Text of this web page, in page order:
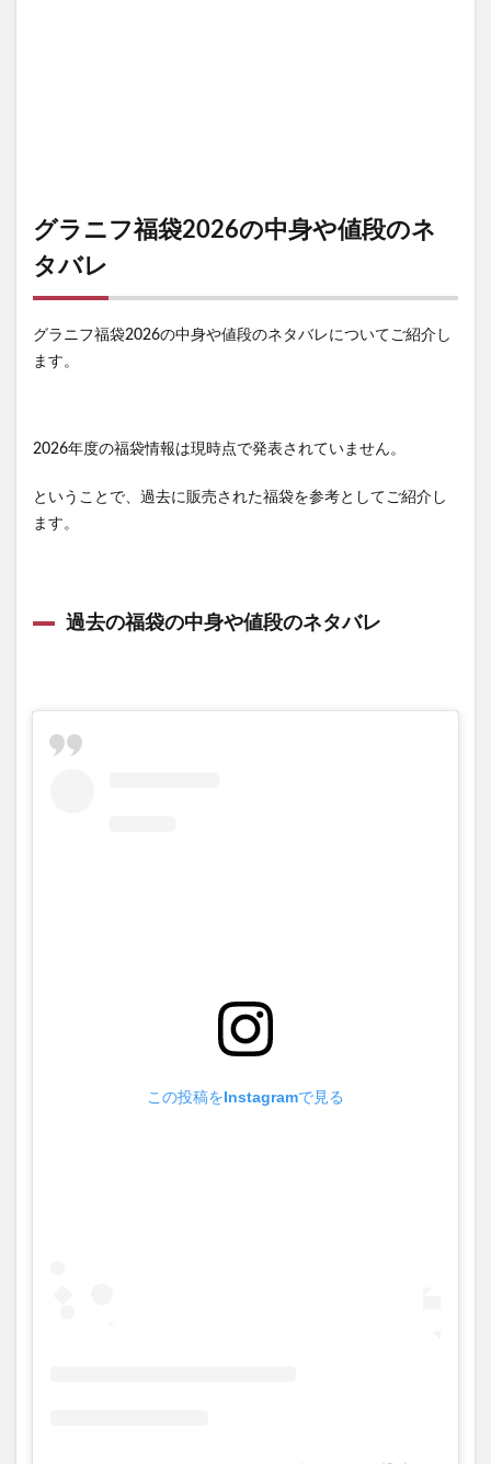
グラニフ福袋2026の中身や値段のネ
タバレ
グラニフ福袋2026の中身や値段のネタバレについてご紹介し
ます。
2026年度の福袋情報は現時点で発表されていません。
ということで、過去に販売された福袋を参考としてご紹介し
ます。
過去の福袋の中身や値段のネタバレ
この投稿をInstagramで見る